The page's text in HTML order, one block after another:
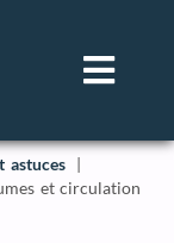
astuces
et circulation